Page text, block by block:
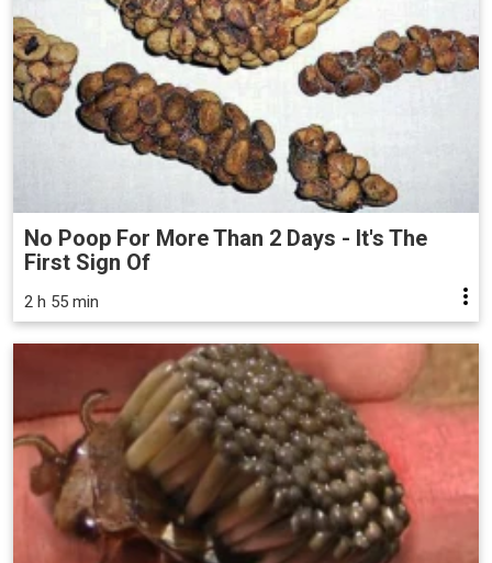
No Poop For More Than 2 Days - It's The
First Sign Of
2 h 55 min